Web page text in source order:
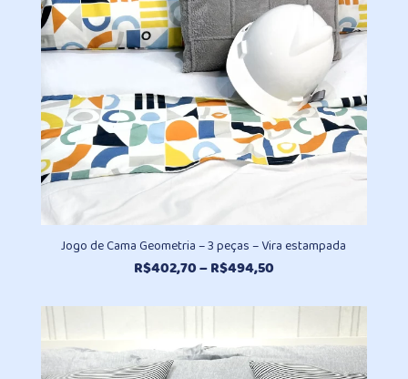
Jogo de Cama Geometria – 3 peças – Vira estampada
R$402,70–R$494,50Faixa
preço:
R$402,70
através
R$494,50